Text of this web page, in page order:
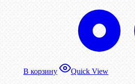
В корзину Quick View